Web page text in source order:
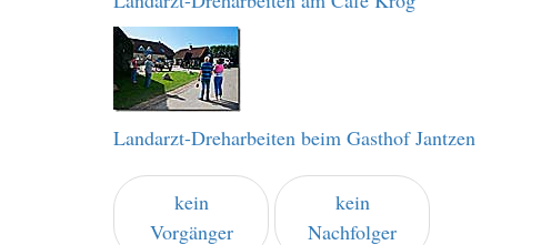
Landarzt-Dreharbeiten beim Gasthof Jantzen
kein
Vorgänger
kein
Nachfolger